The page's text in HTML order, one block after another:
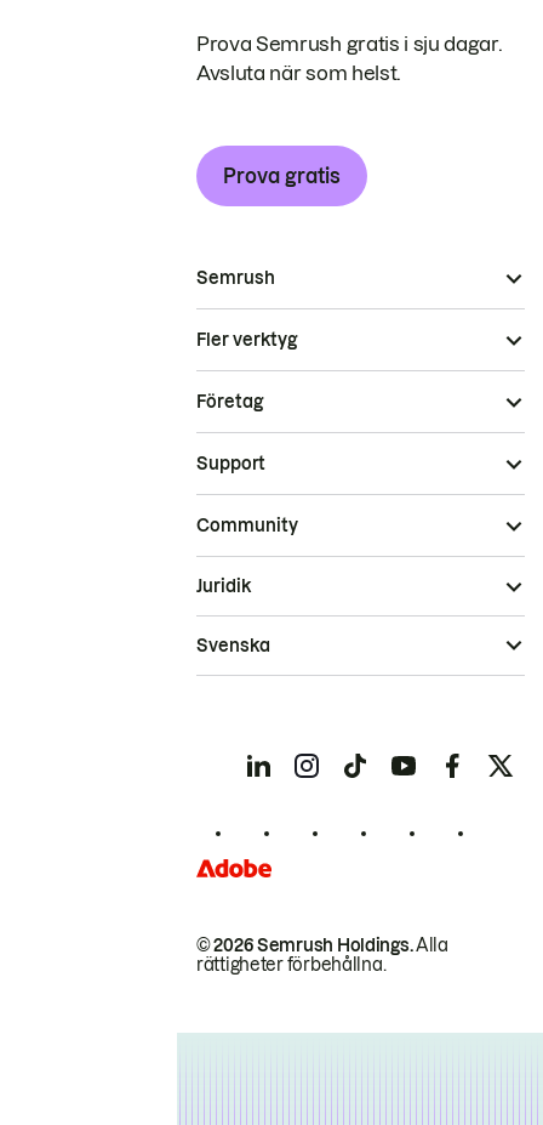
Prova Semrush gratis i sju dagar.
Avsluta när som helst.
Prova gratis
Semrush
Fler verktyg
Företag
Support
Community
© 2026 Semrush Holdings.Alla
rättigheter förbehållna.
Juridik
Svenska